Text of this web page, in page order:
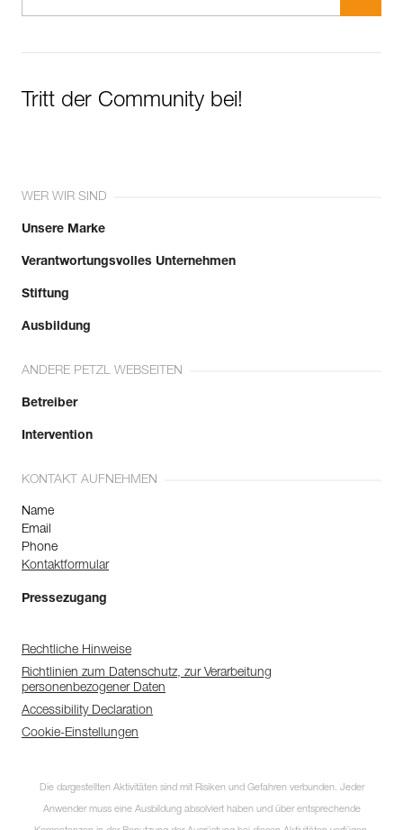
Tritt der Community bei!
WER WIR SIND
Unsere Marke
Verantwortungsvolles Unternehmen
Stiftung
Ausbildung
ANDERE PETZL WEBSEITEN
Betreiber
Intervention
KONTAKT AUFNEHMEN
Name
Email
Phone
Kontaktformular
Pressezugang
Rechtliche Hinweise
Richtlinien zum Datenschutz, zur Verarbeitung
personenbezogener Daten
Accessibility Declaration
Cookie-Einstellungen
Die dargestellten Aktivitäten sind mit Risiken und Gefahren verbunden. Jeder
Anwender muss eine Ausbildung absolviert haben und über entsprechende